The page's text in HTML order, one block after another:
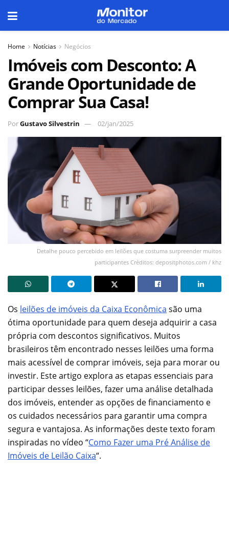
Home Notícias Negócios
Imóveis com Desconto: A
Grande Oportunidade de
Comprar Sua Casa!
PorGustavo Silvestrin 02/jan/2025
Detalhe pouco percebido em leilões que costuma surpreender muitos
participantes Créditos: depositphotos.com / khz
Os leilões de imóveis da Caixa Econômica são uma
ótima oportunidade para quem deseja adquirir a casa
própria com descontos significativos. Muitos
brasileiros têm encontrado nesses leilões uma forma
mais acessível de comprar imóveis, seja para morar ou
investir. Este artigo explora as etapas essenciais para
participar desses leilões, fazer uma análise detalhada
dos imóveis, entender as opções de financiamento e
os cuidados necessários para garantir uma compra
segura e vantajosa. As informações deste texto foram
inspiradas no vídeo “Como Fazer uma Pré Análise de
Imóveis de Leilão Caixa“.